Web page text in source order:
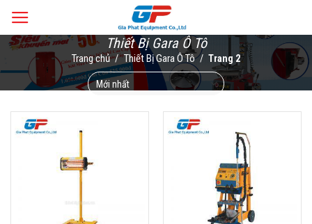
Skip
content
Thiết Bị Gara Ô Tô
Trang chủ / Thiết Bị Gara Ô Tô / Trang 2